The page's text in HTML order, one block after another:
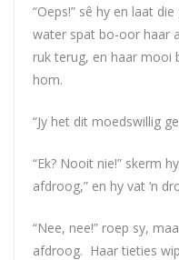
“Oeps!” sê hy en laat
water spat bo-oor haar
ruk terug, en haar mooi
hom.
“Jy het dit moedswillig
“Ek? Nooit nie!” skerm
afdroog,” en hy vat ‘n
“Nee, nee!” roep sy,
afdroog. Haar tieties